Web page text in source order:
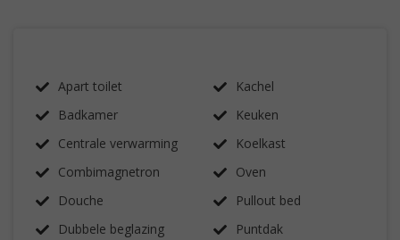
Apart toilet
Badkamer
Centrale verwarming
Combimagnetron
Douche
Dubbele beglazing
Kachel
Keuken
Koelkast
Oven
Pullout bed
Puntdak